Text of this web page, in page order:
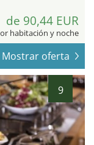
de 90,44 EUR
habitación y noche
Mostrar oferta
9